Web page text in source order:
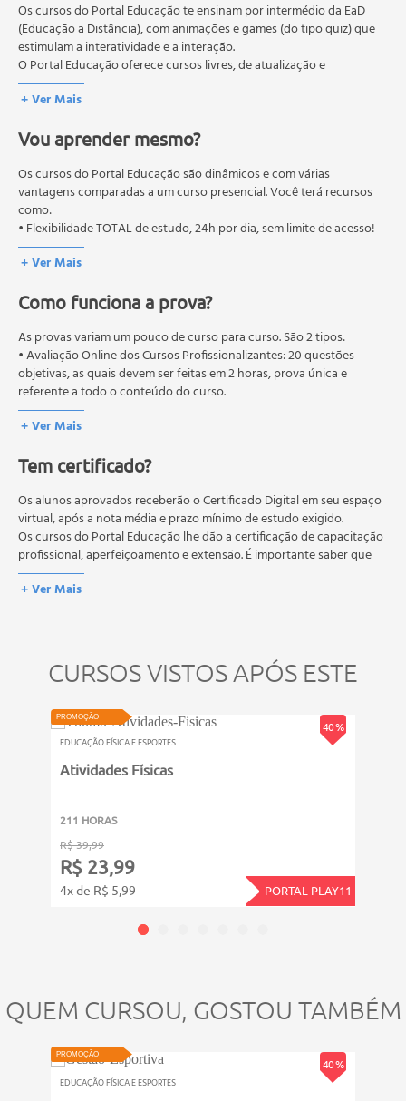
- Os quatro troncos do Yôga: O Yôga mais antigo não é o
Yôga Clássico
- O criador do Yôga era Drávida
Unidade 3 - Vamos entender os quatro troncos do Yôga
- O Yôga não tem teoria, logo, não pode doutrinar
- Como se processou a transformação de um tronco no
outro
- Associemos cada tronco a um período histórico
- Como identificar cada tronco
- Os verbos das raízes: Yôga, Sámkhya e Tantra
- As raízes
- O que são os diversos tipos de Yôga
- Descrição de várias modalidades de Yôga
- Posturas de Yôga (Asanas)
Os cursos do Portal Educação te ensinam por intermédio da EaD
(Educação a Distância), com animações e games (do tipo quiz) que
estimulam a interatividade e a interação.
O Portal Educação oferece cursos livres, de atualização e
qualificação profissional. São destinados a proporcionar ao
profissional conhecimentos que permitam o desenvolvimento de
O MEC (Ministério da Educação), trata da política nacional de
educação em geral, mas autoriza apenas cursos de graduação e
pós-graduação. Os cursos técnicos e profissionalizantes são
autorizados pelas Secretarias Estaduais de Educação.
+ Ver Mais
Vou aprender mesmo?
Os cursos do Portal Educação são dinâmicos e com várias
vantagens comparadas a um curso presencial. Você terá recursos
como:
• Flexibilidade TOTAL de estudo, 24h por dia, sem limite de acesso!
+ Ver Mais
Como funciona a prova?
As provas variam um pouco de curso para curso. São 2 tipos:
• Avaliação Online dos Cursos Profissionalizantes: 20 questões
objetivas, as quais devem ser feitas em 2 horas, prova única e
referente a todo o conteúdo do curso.
• Avaliação Online dos Cursos Livres: 10 questões objetivas, as quais
devem ser feitas em 1 hora, prova única e referente a todo o
Os estudos, atividades e avaliações devem ser feitos dentro do
A média final deve ser igual ou superior a 60%para a conclusão e
recebimento do certificado digital do curso. Em caso de reprovação,
o aluno poderá realizar novamente a prova dentro do período do
curso quantas vezes desejar. Os cursos gratuitos não possuem nova
prova, atividades reflexivas e descritivas.
+ Ver Mais
Tem certificado?
Os alunos aprovados receberão o Certificado Digital em seu espaço
virtual, após a nota média e prazo mínimo de estudo exigido.
Os cursos do Portal Educação lhe dão a certificação de capacitação
profissional, aperfeiçoamento e extensão. É importante saber que
esses títulos não se equivalem às certificações de cursos técnicos ou
de formação escolar, e não dão o direito de assumir
+ Ver Mais
CURSOS VISTOS APÓS ESTE
40 %
PROMOÇÃO
EDUCAÇÃO FÍSICA E ESPORTES
Atividades Físicas
211 HORAS
R$ 39,99
R$ 23,99
4x de R$ 5,99 PORTAL PLAY11
QUEM CURSOU, GOSTOU TAMBÉM
40 %
PROMOÇÃO
EDUCAÇÃO FÍSICA E ESPORTES